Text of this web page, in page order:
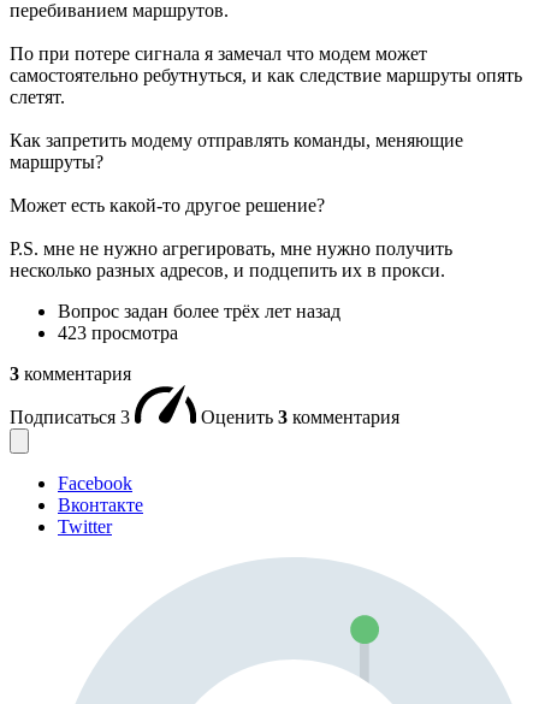
перебиванием маршрутов.
По при потере сигнала я замечал что модем может
самостоятельно ребутнуться, и как следствие маршруты опять
слетят.
Как запретить модему отправлять команды, меняющие
маршруты?
Может есть какой-то другое решение?
P.S. мне не нужно агрегировать, мне нужно получить
несколько разных адресов, и подцепить их в прокси.
Вопрос задан более трёх лет назад
423 просмотра
3 комментария
Подписаться 3 Оценить 3 комментария
Facebook
Вконтакте
Twitter